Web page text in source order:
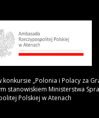
„Polonia i Polacy za
stanowiskiem Ministerstwa
Polskiej w Atenach